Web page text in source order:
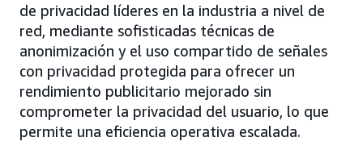
de privacidad líderes en la industria a nivel de
red, mediante sofisticadas técnicas de
anonimización y el uso compartido de señales
con privacidad protegida para ofrecer un
rendimiento publicitario mejorado sin
comprometer la privacidad del usuario, lo que
permite una eficiencia operativa escalada.